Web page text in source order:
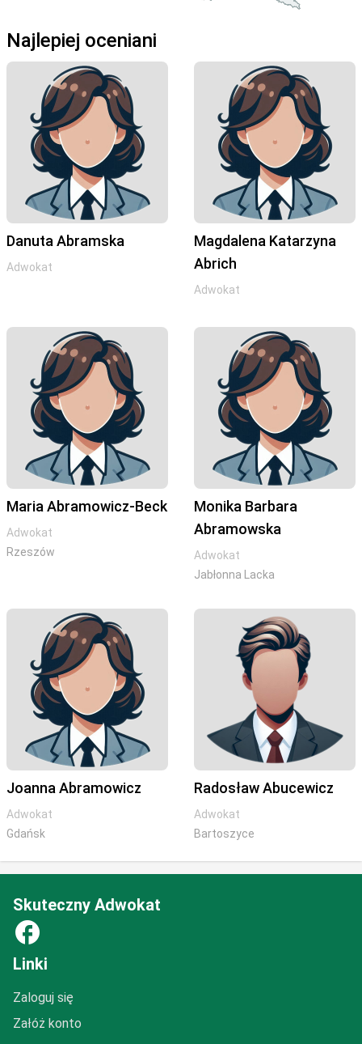
Najlepiej oceniani
Danuta Abramska
Adwokat
Magdalena Katarzyna
Abrich
Adwokat
Maria Abramowicz-Beck
Adwokat
Rzeszów
Monika Barbara
Abramowska
Adwokat
Jabłonna Lacka
Joanna Abramowicz
Adwokat
Gdańsk
Radosław Abucewicz
Adwokat
Bartoszyce
Skuteczny Adwokat
facebook
Linki
Zaloguj się
Załóż konto